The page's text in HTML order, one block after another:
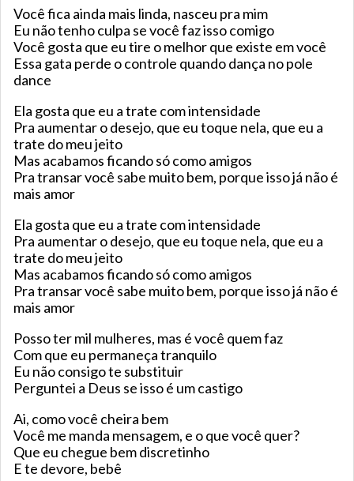
Você fica ainda mais linda, nasceu pra mim
Eu não tenho culpa se você faz isso comigo
Você gosta que eu tire o melhor que existe em você
Essa gata perde o controle quando dança no pole
dance
Ela gosta que eu a trate com intensidade
Pra aumentar o desejo, que eu toque nela, que eu a
trate do meu jeito
Mas acabamos ficando só como amigos
Pra transar você sabe muito bem, porque isso já não é
mais amor
Ela gosta que eu a trate com intensidade
Pra aumentar o desejo, que eu toque nela, que eu a
trate do meu jeito
Mas acabamos ficando só como amigos
Pra transar você sabe muito bem, porque isso já não é
mais amor
Posso ter mil mulheres, mas é você quem faz
Com que eu permaneça tranquilo
Eu não consigo te substituir
Perguntei a Deus se isso é um castigo
Ai, como você cheira bem
Você me manda mensagem, e o que você quer?
Que eu chegue bem discretinho
E te devore, bebê